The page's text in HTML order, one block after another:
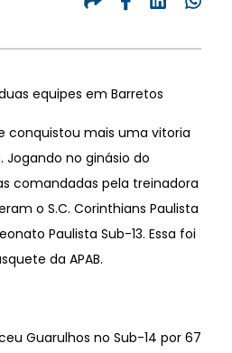
equipes em Barretos
conquistou mais uma vitoria
no ginásio do
comandadas pela treinadora
o S.C. Corinthians Paulista
Paulista Sub-13. Essa foi
da APAB.
Guarulhos no Sub-14 por 67